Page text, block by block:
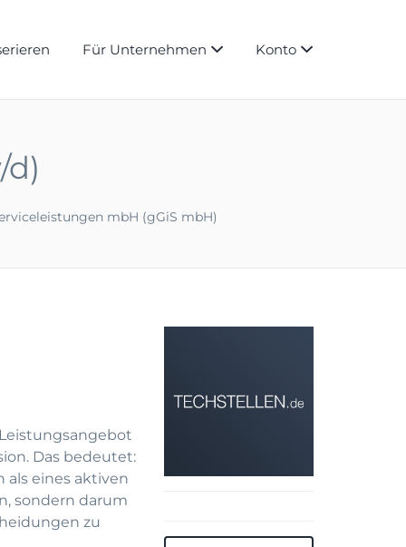
Für Unternehmen Konto
mbH (gGiS mbH)
Das bedeutet:
eines aktiven
sondern darum
zu